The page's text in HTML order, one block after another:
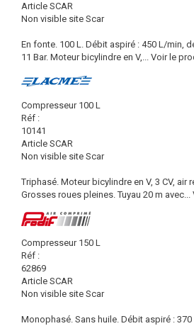
Article SCAR
Non visible site Scar
En fonte. 100 L. Débit aspiré : 450 L/min,
11 Bar. Moteur bicylindre en V,... Voir le
Compresseur 100 L
Réf :
10141
Article SCAR
Non visible site Scar
Triphasé. Moteur bicylindre en V, 3 CV, air
Grosses roues pleines. Tuyau 20 m avec...
Compresseur 150 L
Réf :
62869
Article SCAR
Non visible site Scar
Monophasé. Sans huile. Débit aspiré :